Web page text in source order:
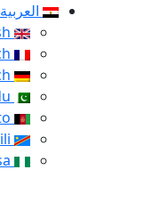
العربية